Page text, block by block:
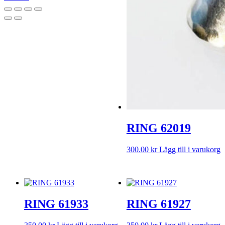
RING 62019
300.00 kr Lägg till i varukorg
RING 61933 RING 61927
Rulla
upp